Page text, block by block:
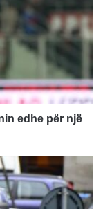
edhe për një